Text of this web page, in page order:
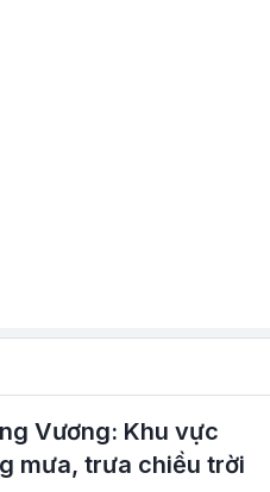
Vương: Khu vực
mưa, trưa chiều trời